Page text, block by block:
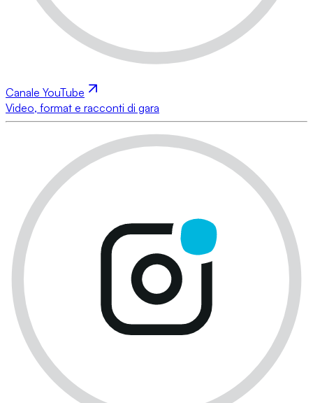
Canale YouTube
Video, format e racconti di gara